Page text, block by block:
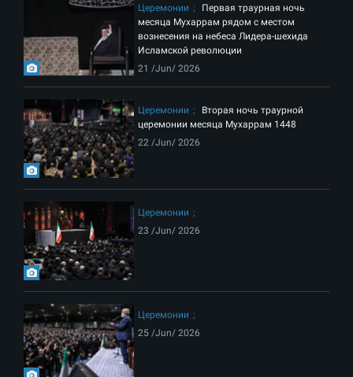
Церемонии
Первая траурная ночь
месяца Мухаррам рядом с местом
вознесения на небеса Лидера-шехида
Исламской революции
21 /Jun/ 2026
Церемонии
Вторая ночь траурной
церемонии месяца Мухаррам 1448
22 /Jun/ 2026
Церемонии
23 /Jun/ 2026
Церемонии
25 /Jun/ 2026